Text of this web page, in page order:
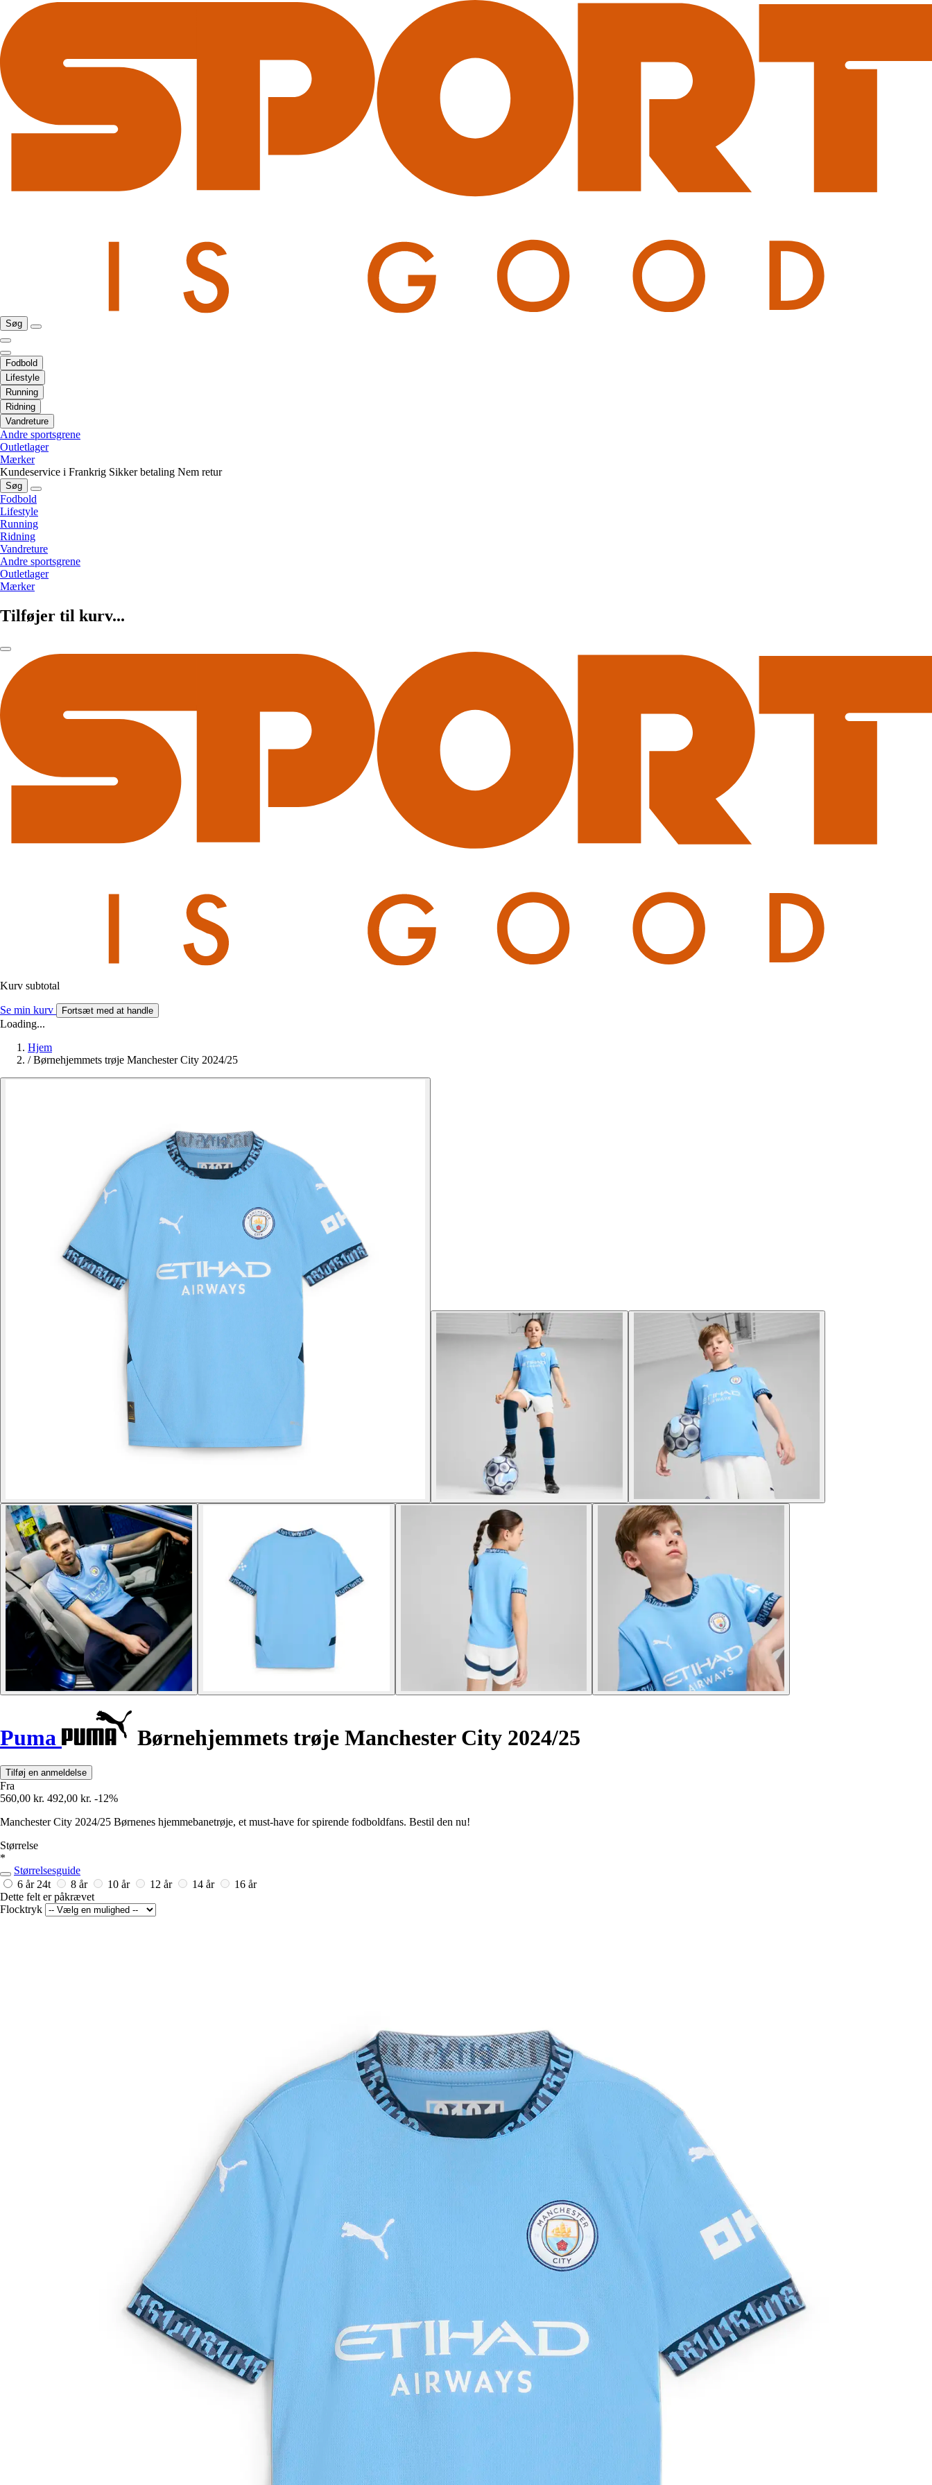
Søg
Fodbold
Lifestyle
Running
Ridning
Vandreture
Andre sportsgrene
Outletlager
Mærker
Kundeservice i Frankrig Sikker betaling Nem retur
Søg
Fodbold
Lifestyle
Running
Ridning
Vandreture
Andre sportsgrene
Outletlager
Mærker
Tilføjer til kurv...
Kurv subtotal
Se min kurv Fortsæt med at handle
Loading...
Hjem
/ Børnehjemmets trøje Manchester City 2024/25
Puma Børnehjemmets trøje Manchester City 2024/25
Tilføj en anmeldelse
Fra
560,00 kr. 492,00 kr. -12%
Manchester City 2024/25 Børnenes hjemmebanetrøje, et must-have for spirende fodboldfans. Bestil den nu!
Størrelse
*
Størrelsesguide
6 år 24t 8 år 10 år 12 år 14 år
16 år
Dette felt er påkrævet
Flocktryk